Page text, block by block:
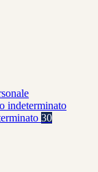
indeterminato
30